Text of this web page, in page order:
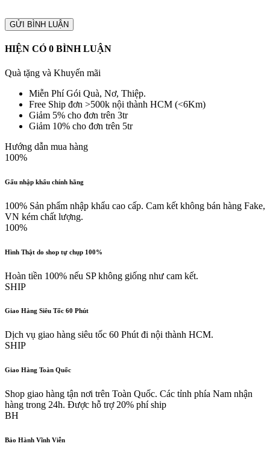
GỬI BÌNH LUẬN
HIỆN CÓ 0 BÌNH LUẬN
Quà tặng và Khuyến mãi
Miễn Phí Gói Quà, Nơ, Thiệp.
Free Ship đơn >500k nội thành HCM (<6Km)
Giảm 5% cho đơn trên 3tr
Giảm 10% cho đơn trên 5tr
Hướng dẫn mua hàng
100%
Gấu nhập khẩu chính hãng
100% Sản phẩm nhập khẩu cao cấp. Cam kết không bán hàng Fake,
VN kém chất lượng.
100%
Hình Thật do shop tự chụp 100%
Hoàn tiền 100% nếu SP không giống như cam kết.
SHIP
Giao Hàng Siêu Tốc 60 Phút
Dịch vụ giao hàng siêu tốc 60 Phút đi nội thành HCM.
SHIP
Giao Hàng Toàn Quốc
Shop giao hàng tận nơi trên Toàn Quốc. Các tỉnh phía Nam nhận
hàng trong 24h. Được hỗ trợ 20% phí ship
BH
Bảo Hành Vĩnh Viễn